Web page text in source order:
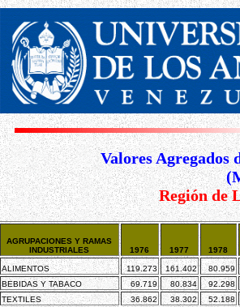
Valores
Región de
AGRUPACIONES Y RAMAS
INDUSTRIALES
1976 1977 1978
ALIMENTOS 119.273 161.402
80.959
BEBIDAS Y TABACO
69.719 80.834
92.298
TEXTILES
36.862 38.302
52.188